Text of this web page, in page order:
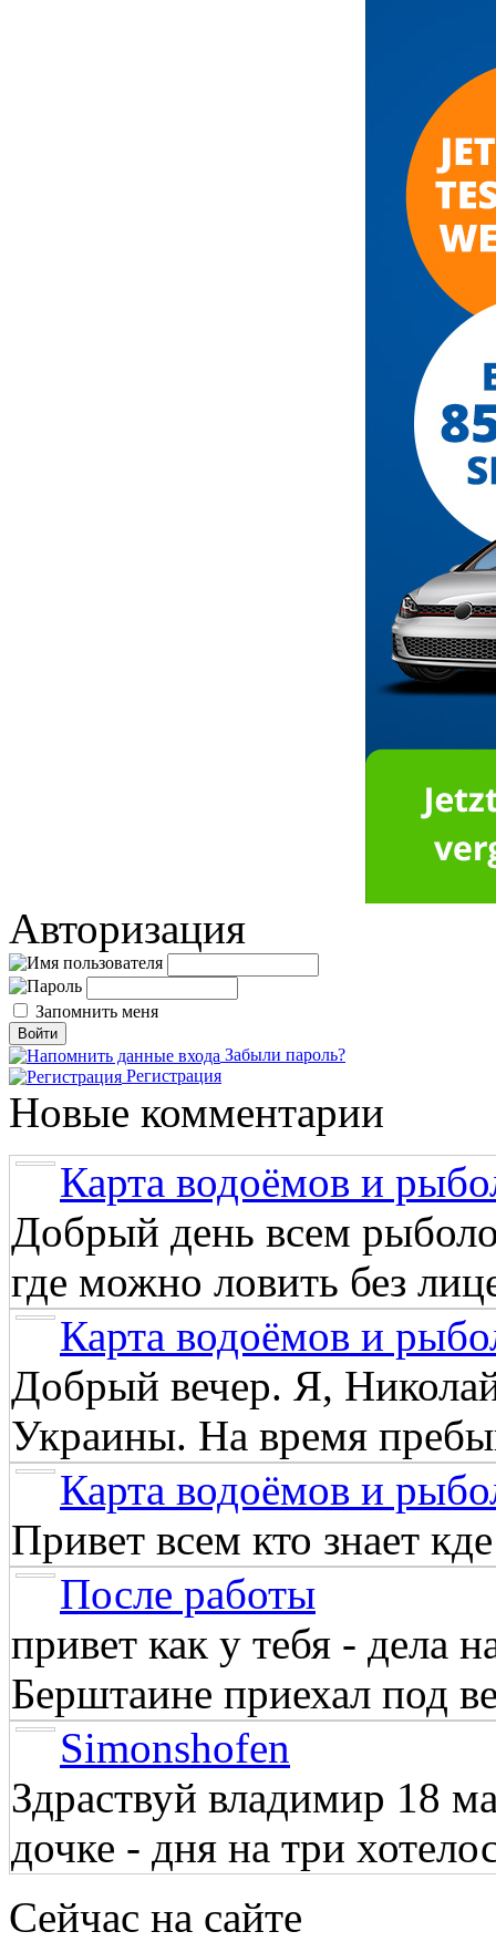
Авторизация
Запомнить меня
Забыли пароль?
Регистрация
Новые комментарии
Карта водоёмов и
Добрый день всем
где можно ловить без
Карта водоёмов и
Добрый вечер. Я,
Украины. На время
Карта водоёмов и
Привет всем кто знает
После работы
привет как у тебя - дела
Берштаине приехал под
Simonshofen
Здраствуй владимир 18
дочке - дня на три
Сейчас на сайте